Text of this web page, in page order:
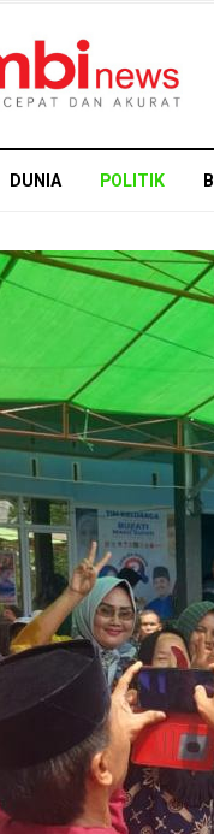
DUNIA POLITIK